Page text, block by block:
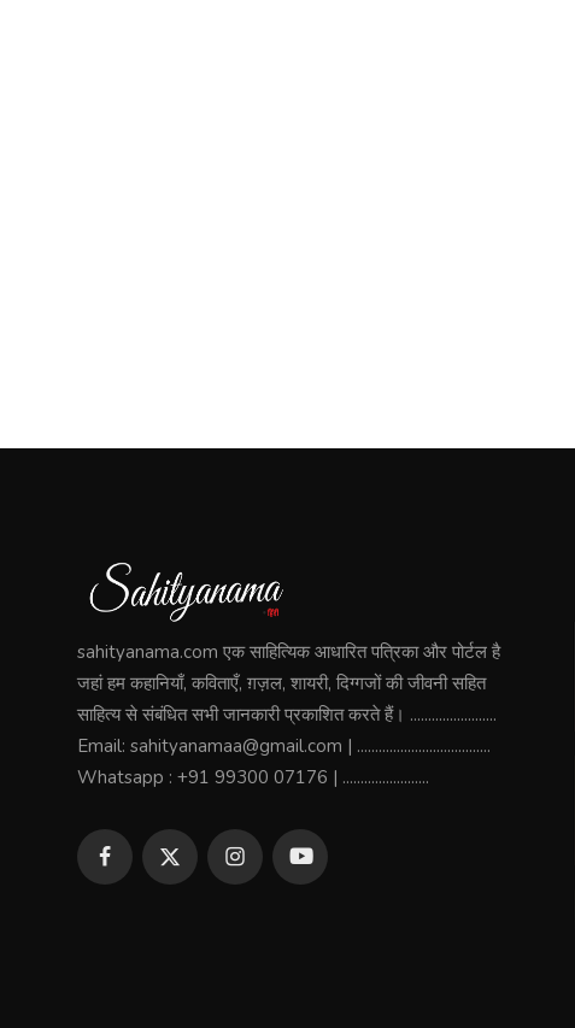
sahityanama.com एक साहित्यिक आधारित पत्रिका और पोर्टल है
जहां हम कहानियाँ, कविताएँ, ग़ज़ल, शायरी, दिग्गजों की जीवनी सहित
साहित्य से संबंधित सभी जानकारी प्रकाशित करते हैं। ........................
Email: sahityanamaa@gmail.com | .....................................
Whatsapp : +91 99300 07176 | ........................